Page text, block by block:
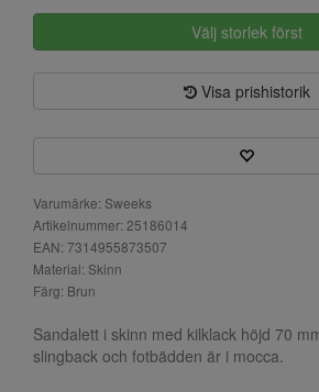
Välj storlek först
Visa prishistorik
Varumärke: Sweeks
Artikelnummer: 25186014
EAN: 7314955873507
Material: Skinn
Färg: Brun
Sandalett i skinn med kilklack höjd 70
slingback och fotbädden är i mocca.